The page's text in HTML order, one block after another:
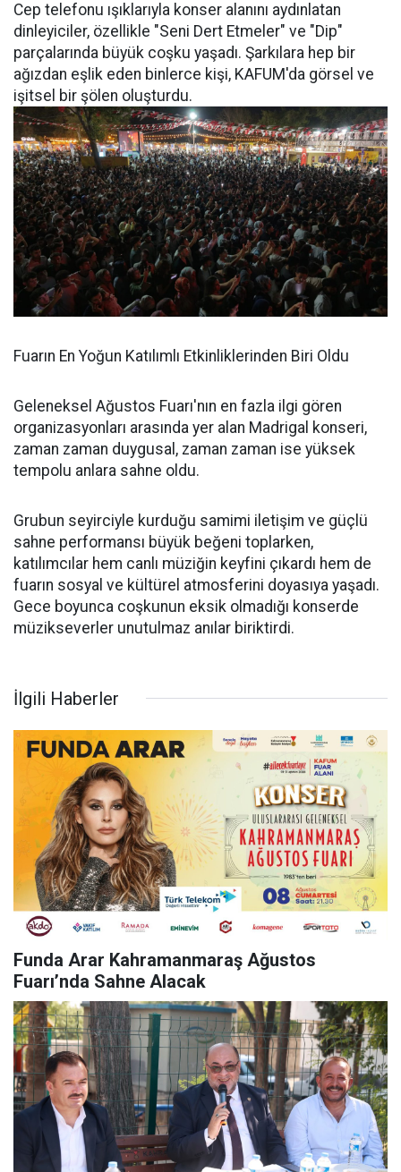
Cep telefonu ışıklarıyla konser alanını aydınlatan
dinleyiciler, özellikle "Seni Dert Etmeler" ve "Dip"
parçalarında büyük coşku yaşadı. Şarkılara hep bir
ağızdan eşlik eden binlerce kişi, KAFUM'da görsel ve
işitsel bir şölen oluşturdu.
Fuarın En Yoğun Katılımlı Etkinliklerinden Biri Oldu
Geleneksel Ağustos Fuarı'nın en fazla ilgi gören
organizasyonları arasında yer alan Madrigal konseri,
zaman zaman duygusal, zaman zaman ise yüksek
tempolu anlara sahne oldu.
Grubun seyirciyle kurduğu samimi iletişim ve güçlü
sahne performansı büyük beğeni toplarken,
katılımcılar hem canlı müziğin keyfini çıkardı hem de
fuarın sosyal ve kültürel atmosferini doyasıya yaşadı.
Gece boyunca coşkunun eksik olmadığı konserde
müzikseverler unutulmaz anılar biriktirdi.
İlgili Haberler
Funda Arar Kahramanmaraş Ağustos
Fuarı’nda Sahne Alacak